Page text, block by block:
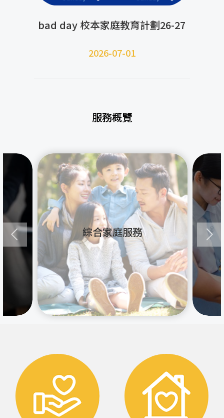
bad day 校本家庭教育計劃26-27
2026-07-01
服務概覽
綜合家庭服務